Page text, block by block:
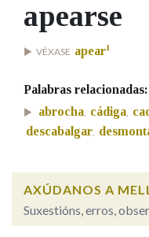
Facebook
TwitterYoutubeInstagram
Bluesky
BUSCAR NOS LEMAS
Comeza por
Remata por
Contén
apearse
VÉXASE apear1
Palabras relacionadas:
abrocha, cádiga,
descabalgar,
AXÚDANOS A
Suxestións, erros,